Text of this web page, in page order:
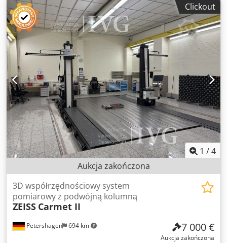
Clickout
1 /4
Aukcja zakończona
Petershagen 694 km
3D współrzędnościowy system
pomiarowy z podwójną kolumną
ZEISS Carmet II
7 000 €
Aukcja zakończona